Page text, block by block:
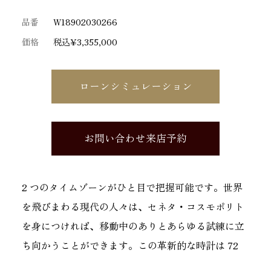
品番
W18902030266
価格
税込¥3,355,000
ローンシミュレーション
お問い合わせ来店予約
2 つのタイムゾーンがひと目で把握可能です。世界
を飛びまわる現代の人々は、セネタ・コスモポリト
を身につければ、移動中のありとあらゆる試練に立
ち向かうことができます。この革新的な時計は 72